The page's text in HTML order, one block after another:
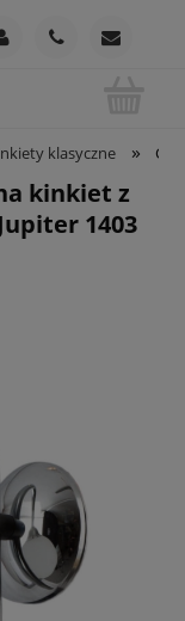
klasyczne »
kinkiet z
1403